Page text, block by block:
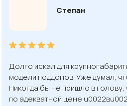
Степан
Долго искал для
модели поддонов. Уже думал,
Никогда бы не пришло в
по адекватной цене